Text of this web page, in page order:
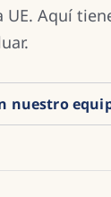
Aquí
nuestro